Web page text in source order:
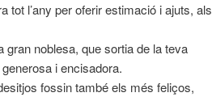
tot l’any per oferir estimació i ajuts, als
gran noblesa, que sortia de la teva
i encisadora.
fossin també els més feliços,